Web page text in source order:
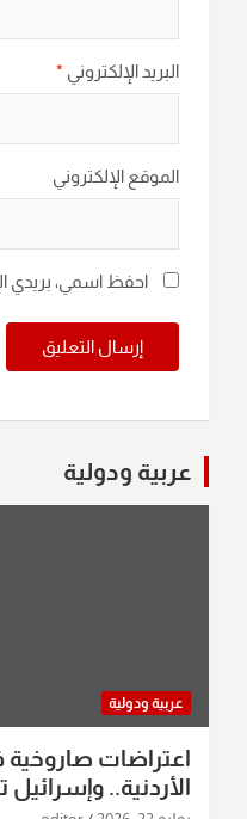
البريد الإلكتروني *
الموقع الإلكتروني
احفظ اسمي، بريدي
عربية ودولية
عربية ودولية
اعتراضات صاروخية
الأردنية..